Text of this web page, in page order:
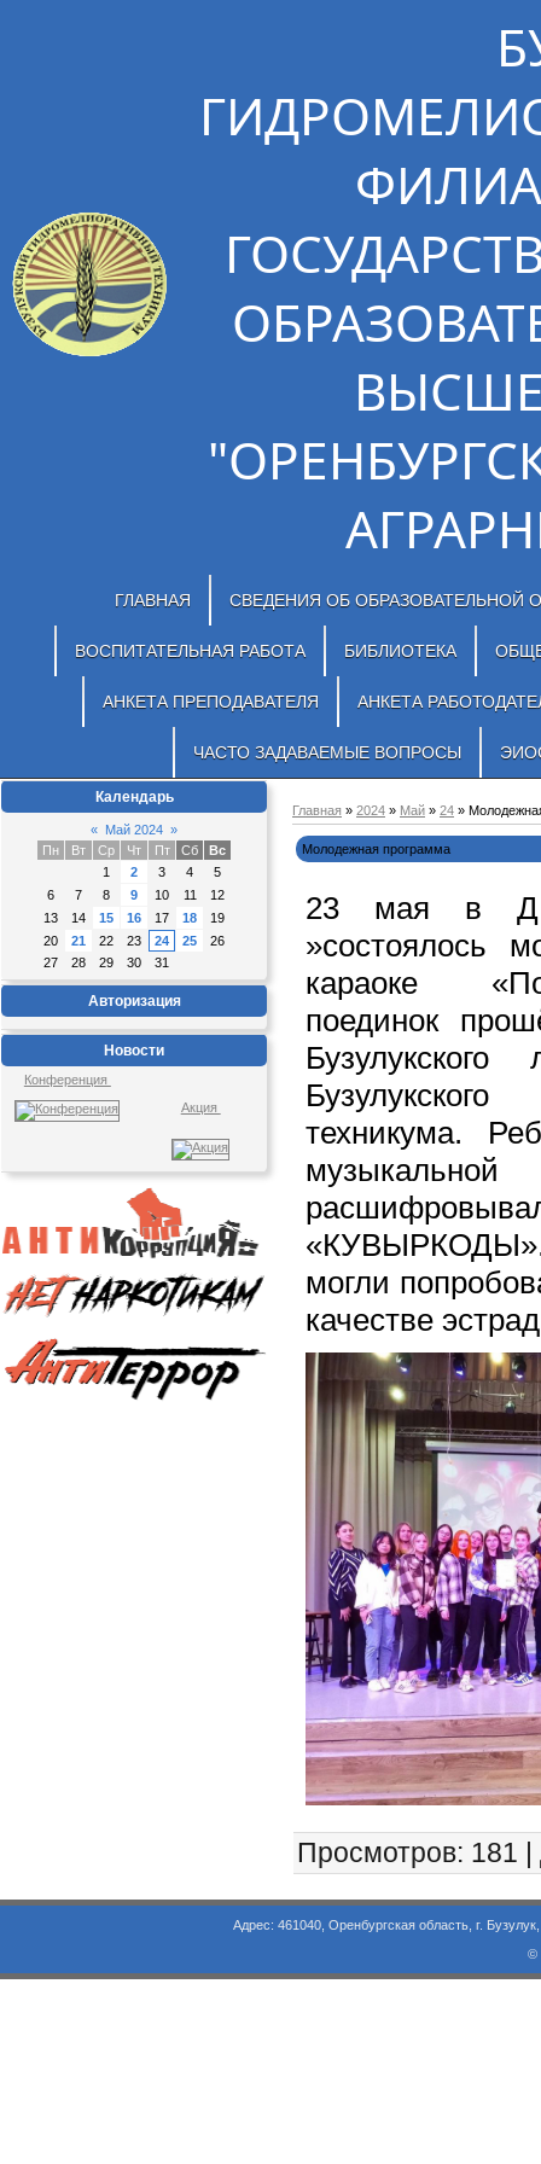
ГЛАВНАЯ СВЕДЕНИЯ ОБ ОБРАЗОВАТЕЛЬНОЙ
ВОСПИТАТЕЛЬНАЯ РАБОТА БИБЛИОТЕКА
АНКЕТА ПРЕПОДАВАТЕЛЯ АНКЕТА
ЧАСТО ЗАДАВАЕМЫЕ ВОПРОСЫ
Календарь
« Май 2024 »
Пн
Вт Ср Чт Пт Сб
Вс
1
2 3 4
5
6
7 8 9 10 11
12
13
14 15 16 17 18
19
20
21 22 23 24 25
26
27
28 29 30 31
Авторизация
Новости
Конференция
Акция
Главная » 2024 » Май » 24 »
Молодежная программа
23 мая в ДК
»состоялось
караоке
поединок
Бузулукского
техникума.
«КУВЫРКОДЫ».
могли
качестве
Просмотров: 181 |
Адрес: 461040, Оренбургская область, г. Бузулук, ул.
©